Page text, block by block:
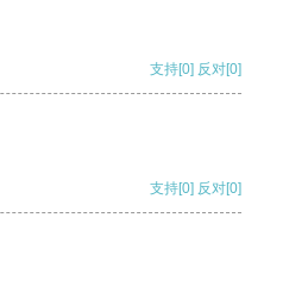
支持[0] 反对[0]
支持[0] 反对[0]